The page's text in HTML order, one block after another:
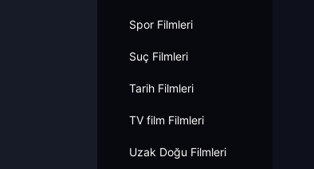
Spor Filmleri
Suç Filmleri
Tarih Filmleri
TV film Filmleri
Uzak Doğu Filmleri